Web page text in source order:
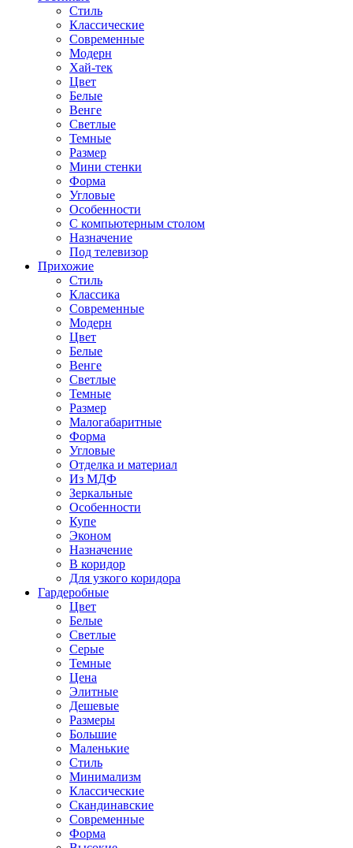
Стиль
Классические
Современные
Модерн
Хай-тек
Цвет
Белые
Венге
Светлые
Темные
Размер
Мини стенки
Форма
Угловые
Особенности
С компьютерным столом
Назначение
Под телевизор
Прихожие
Стиль
Классика
Современные
Модерн
Цвет
Белые
Венге
Светлые
Темные
Размер
Малогабаритные
Форма
Угловые
Отделка и материал
Из МДФ
Зеркальные
Особенности
Купе
Эконом
Назначение
В коридор
Для узкого коридора
Гардеробные
Цвет
Белые
Светлые
Серые
Темные
Цена
Элитные
Дешевые
Размеры
Большие
Маленькие
Стиль
Минимализм
Классические
Скандинавские
Современные
Форма